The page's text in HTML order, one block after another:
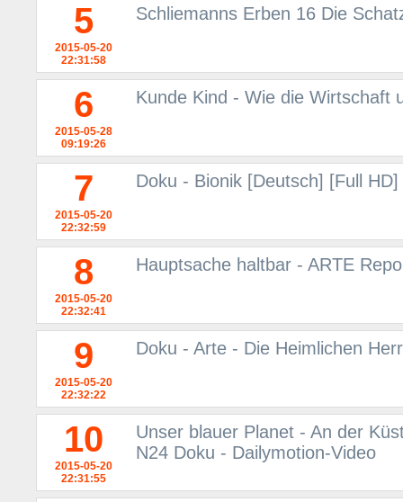
5
2015-05-20
22:31:58
Schliemanns Erben 16 Die
6
2015-05-28
09:19:26
Kunde Kind - Wie die Wirtschaft
7
2015-05-20
22:32:59
Doku - Bionik [Deutsch] [Full
8
2015-05-20
22:32:41
Hauptsache haltbar - ARTE
9
2015-05-20
22:32:22
Doku - Arte - Die Heimlichen
10
2015-05-20
22:31:55
Unser blauer Planet - An der
N24 Doku - Dailymotion-Video